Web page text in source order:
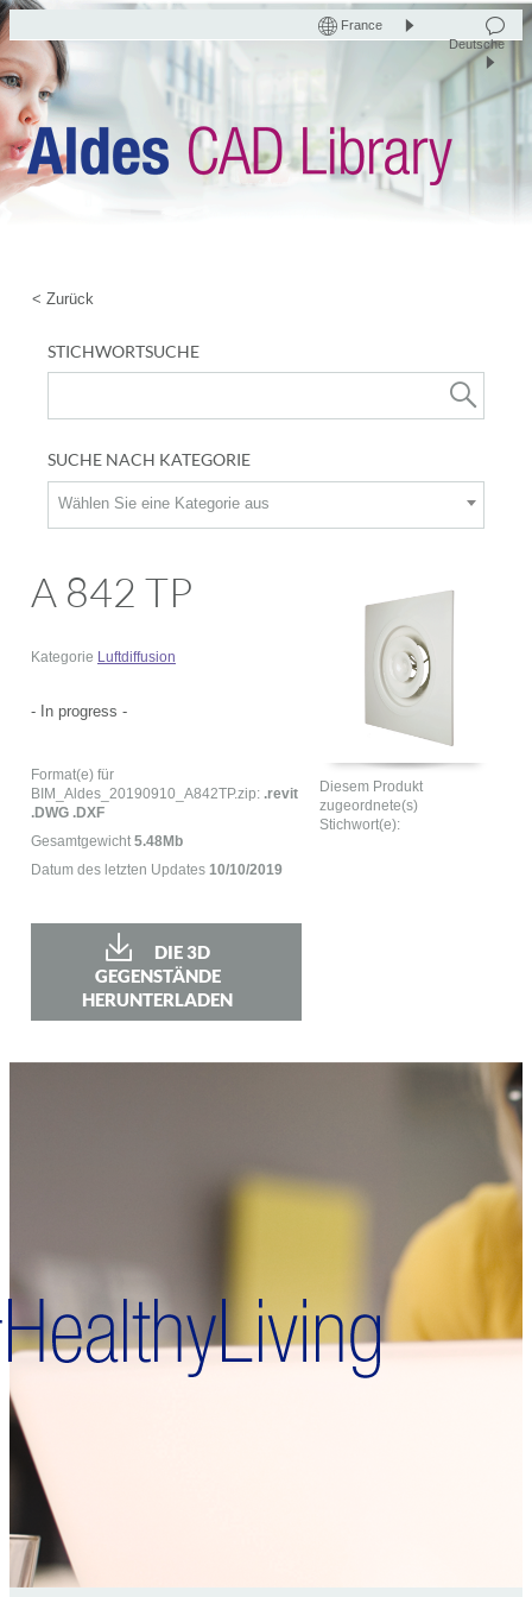
France
Deutsche
< Zurück
STICHWORTSUCHE
SUCHE NACH KATEGORIE
Wählen Sie eine Kategorie aus
A 842 TP
Kategorie Luftdiffusion
- In progress -
Format(e) für
BIM_Aldes_20190910_A842TP.zip: .revit
.DWG .DXF
Gesamtgewicht 5.48Mb
Datum des letzten Updates 10/10/2019
DIE 3D
GEGENSTÄNDE
HERUNTERLADEN
Diesem Produkt
zugeordnete(s)
Stichwort(e):